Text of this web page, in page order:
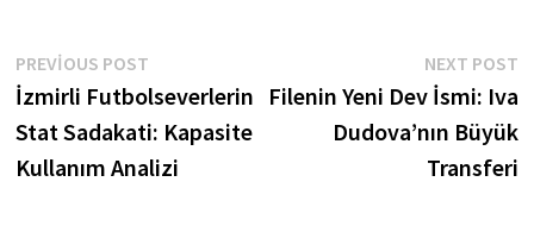
Yazı
gezinmesi
PREVIOUS POSTPrevious
post:
İzmirli Futbolseverlerin
Stat Sadakati: Kapasite
Kullanım Analizi
NEXT POST
Filenin Yeni Dev İsmi: Iva
Dudova’nın Büyük
Transferi